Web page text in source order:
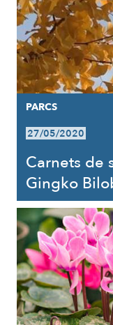
PARCS
27/05/2020
Carnets de
Gingko